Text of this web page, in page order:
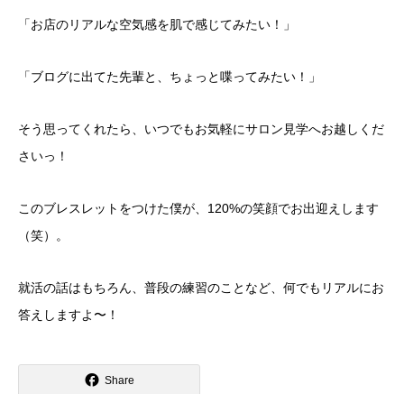
​「お店のリアルな空気感を肌で感じてみたい！」
「ブログに出てた先輩と、ちょっと喋ってみたい！」
​そう思ってくれたら、いつでもお気軽にサロン見学へお越しくだ
さいっ！
​このブレスレットをつけた僕が、120%の笑顔でお出迎えします
（笑）。
​就活の話はもちろん、普段の練習のことなど、何でもリアルにお
答えしますよ〜！
Share